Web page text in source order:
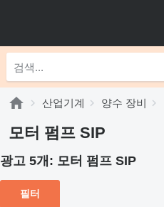
산업기계 양수 장비
모터 펌프 SIP
광고 5개: 모터 펌프 SIP
필터